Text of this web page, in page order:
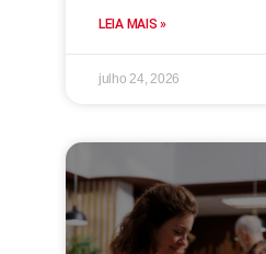
LEIA MAIS »
julho 24, 2026